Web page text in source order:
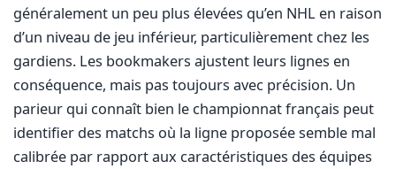
généralement un peu plus élevées qu’en NHL en raison
d’un niveau de jeu inférieur, particulièrement chez les
gardiens. Les bookmakers ajustent leurs lignes en
conséquence, mais pas toujours avec précision. Un
parieur qui connaît bien le championnat français peut
identifier des matchs où la ligne proposée semble mal
calibrée par rapport aux caractéristiques des équipes